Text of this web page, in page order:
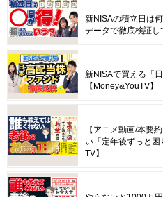
新NISAの積立日は
データで徹底検証し
新NISAで買える「
【Money&YouTV】
【アニメ動画/本要
い「定年後ずっと
TV】